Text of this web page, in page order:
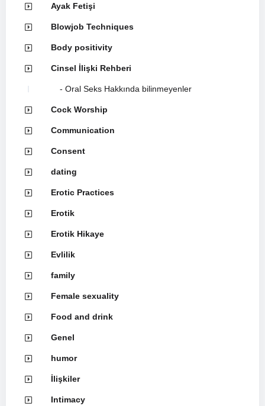
Ayak Fetişi
Blowjob Techniques
Body positivity
Cinsel İlişki Rehberi
Oral Seks Hakkında bilinmeyenler
Cock Worship
Communication
Consent
dating
Erotic Practices
Erotik
Erotik Hikaye
Evlilik
family
Female sexuality
Food and drink
Genel
humor
İlişkiler
Intimacy